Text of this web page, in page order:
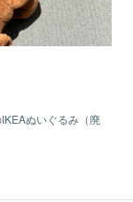
ぬいぐるみ（廃